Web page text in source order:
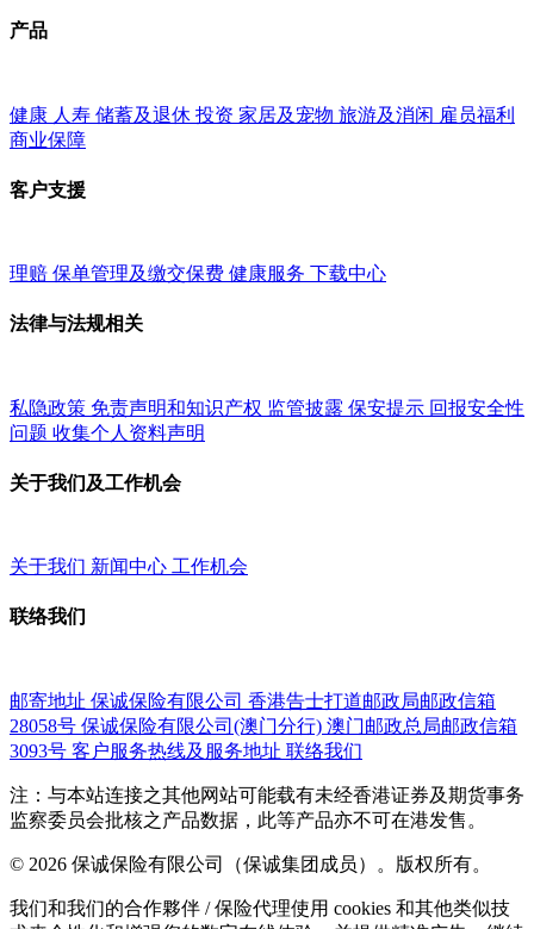
产品
健康 人寿 储蓄及退休 投资 家居及宠物 旅游及消闲 雇员福利
商业保障
客户支援
理赔 保单管理及缴交保费 健康服务 下载中心
法律与法规相关
私隐政策 免责声明和知识产权 监管披露 保安提示 回报安全性
问题 收集个人资料声明
关于我们及工作机会
关于我们 新闻中心 工作机会
联络我们
邮寄地址 保诚保险有限公司 香港告士打道邮政局邮政信箱
28058号 保诚保险有限公司(澳门分行) 澳门邮政总局邮政信箱
3093号 客户服务热线及服务地址 联络我们
注：与本站连接之其他网站可能载有未经香港证券及期货事务
监察委员会批核之产品数据，此等产品亦不可在港发售。
© 2026 保诚保险有限公司（保诚集团成员）。版权所有。
我们和我们的合作夥伴 / 保险代理使用 cookies 和其他类似技